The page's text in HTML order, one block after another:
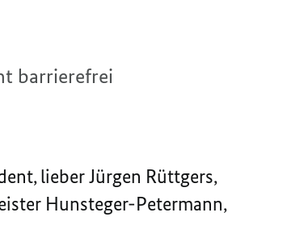
barrierefrei
lieber Jürgen Rüttgers,
Hunsteger-Petermann,